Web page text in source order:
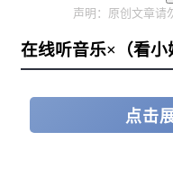
声明：原创文章请
在线听音乐×（看小
点击